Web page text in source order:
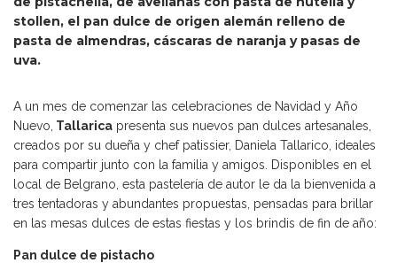
stollen, el pan dulce de origen alemán relleno de
pasta de almendras, cáscaras de naranja y pasas de
uva.
A un mes de comenzar las celebraciones de Navidad y Año
Nuevo, Tallarica presenta sus nuevos pan dulces artesanales,
creados por su dueña y chef patissier, Daniela Tallarico, ideales
para compartir junto con la familia y amigos. Disponibles en el
local de Belgrano, esta pastelería de autor le da la bienvenida a
tres tentadoras y abundantes propuestas, pensadas para brillar
en las mesas dulces de estas fiestas y los brindis de fin de año:
Pan dulce de pistacho